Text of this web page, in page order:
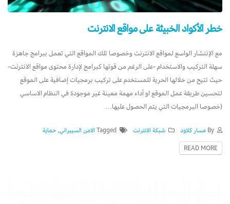
خطر الأكواد الخبيثة على مواقع الانترنت
مع الإنتشار الواسع لمواقع الانترنت وخصوصا تلك المواقع التي تعمل ببرامج جاهزة
سهلة التركيب والاستخدام -على الرغم من قوتها كبرامج لإدارة محتوى مواقع الانترنت-
حيث تتيح من خلالها الحرية للمستخدم على تركيب برمجيات إضافية على الموقع
لتحسين طريقة عمل الموقع او أداء مهمة معينة غير موجودة في النظام الاساسي
(خصوصا البرمجيات التي يتم الحصول عليها…
مسار كلاود شبكة الانترنت Tagged الامن السيبراني, حماية
READ MORE